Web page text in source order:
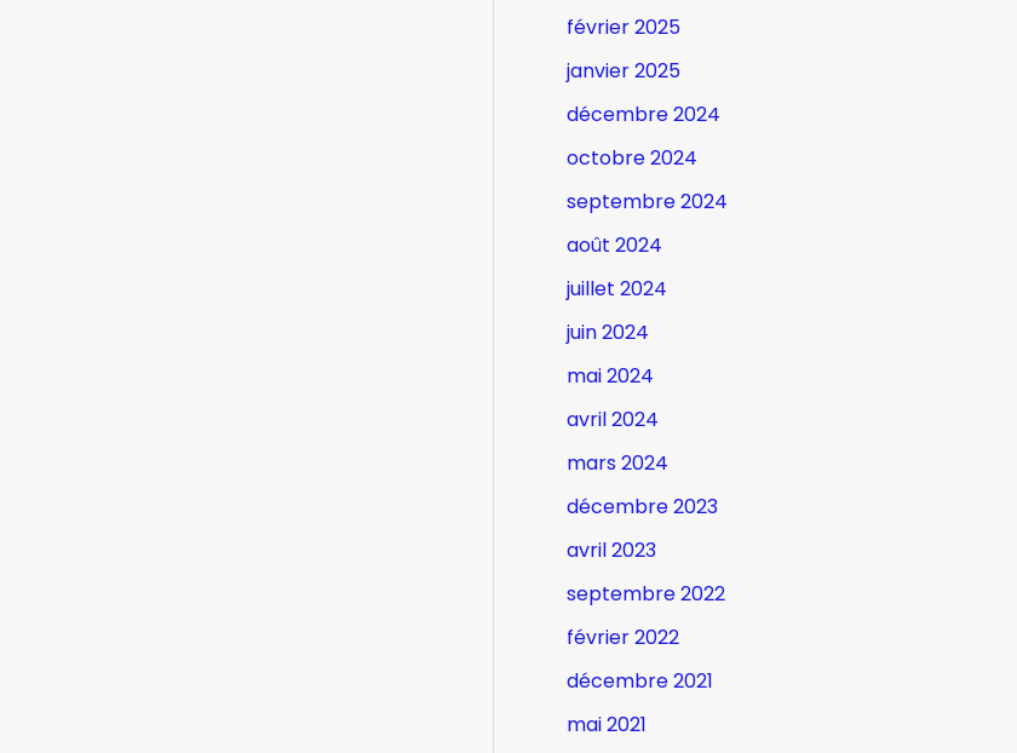
février 2025
janvier 2025
décembre 2024
octobre 2024
septembre 2024
août 2024
juillet 2024
juin 2024
mai 2024
avril 2024
mars 2024
décembre 2023
avril 2023
septembre 2022
février 2022
décembre 2021
mai 2021